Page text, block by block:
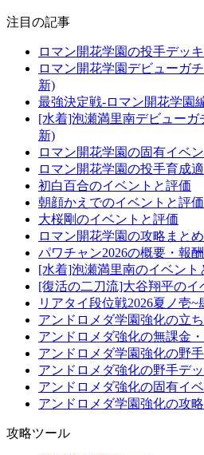
注目の記事
ロマン開花学園の投手デッ
ロマン開花学園デビューガ
新)
最強決定戦-ロマン開花学園
[水着]泡瀬満里南デビューガ
新)
ロマン開花学園の固有イベ
ロマン開花学園の投手育成
初白百合のイベントと評価
朝顔かえでのイベントと評価
大桜剛のイベントと評価
ロマン開花学園の攻略まとめ
パワチャン2026の概要・報
[水着]泡瀬満里南のイベント
[復活の二刀流]大谷翔平のイ
リアタイ段位戦2026夏ノ壱
アンドロメダ学園強化の立
アンドロメダ強化の無課金
アンドロメダ学園強化の野
アンドロメダ強化の野手デ
アンドロメダ強化の固有イ
アンドロメダ学園強化の攻
攻略ツール